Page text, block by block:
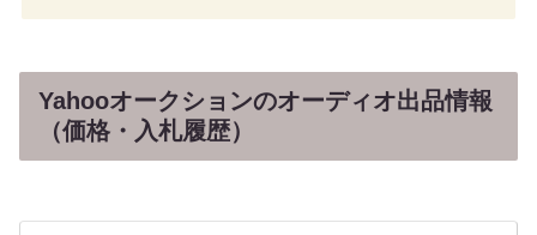
Yahooオークションのオーディオ出品情報
（価格・入札履歴）